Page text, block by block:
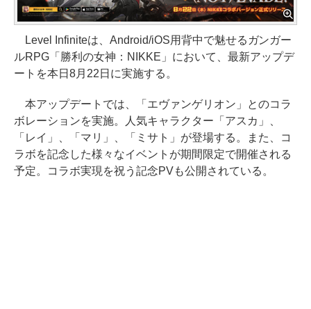
Level Infiniteは、Android/iOS用背中で魅せるガンガー
ルRPG「勝利の女神：NIKKE」において、最新アップデ
ートを本日8月22日に実施する。
本アップデートでは、「エヴァンゲリオン」とのコラ
ボレーションを実施。人気キャラクター「アスカ」、
「レイ」、「マリ」、「ミサト」が登場する。また、コ
ラボを記念した様々なイベントが期間限定で開催される
予定。コラボ実現を祝う記念PVも公開されている。